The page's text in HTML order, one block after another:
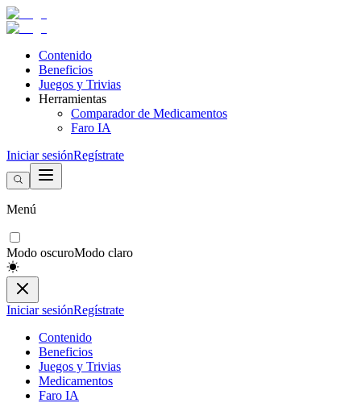
Contenido
Beneficios
Juegos y Trivias
Herramientas
Comparador de Medicamentos
Faro IA
Iniciar sesiónRegístrate
Menú
Modo oscuroModo claro
Iniciar sesiónRegístrate
Contenido
Beneficios
Juegos y Trivias
Medicamentos
Faro IA